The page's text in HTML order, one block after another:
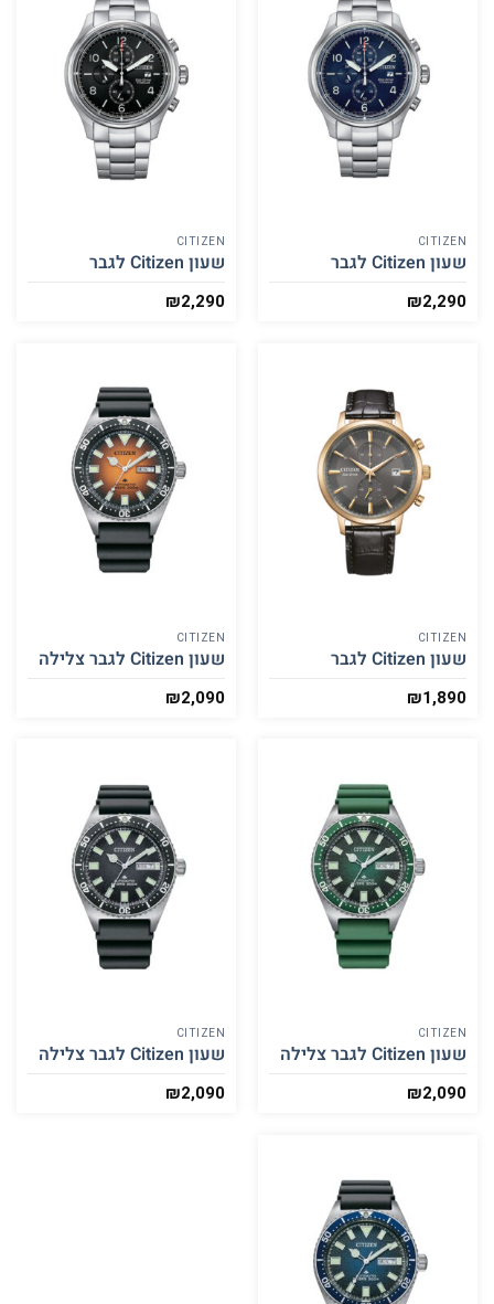
CITIZEN
שעון Citizen לגבר
₪2,290
CITIZEN
שעון Citizen לגבר
₪2,290
CITIZEN
שעון Citizen לגבר
₪1,890
CITIZEN
שעון Citizen לגבר צלילה
₪2,090
CITIZEN
שעון Citizen לגבר צלילה
₪2,090
CITIZEN
שעון Citizen לגבר צלילה
₪2,090